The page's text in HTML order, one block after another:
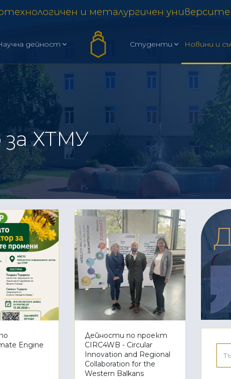
и металургичен
дейност Студенти Новини и
за ХТМУ
Engine
Дейности по проект
CIRC4WB - Circular
Innovation and Regional
Collaboration for the
Western Balkans